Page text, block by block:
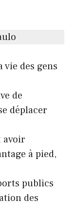
des gens
de
déplacer
avoir
à pied,
publics
des